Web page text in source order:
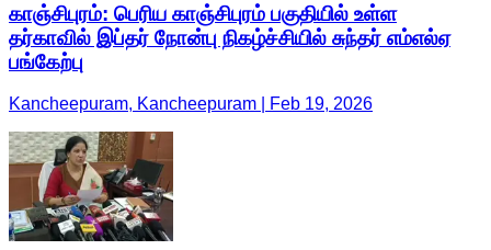
காஞ்சிபுரம்: பெரிய காஞ்சிபுரம் பகுதியில் உள்ள
தர்காவில் இப்தர் நோன்பு நிகழ்ச்சியில் சுந்தர் எம்எல்ஏ
பங்கேற்பு
Kancheepuram, Kancheepuram | Feb 19, 2026